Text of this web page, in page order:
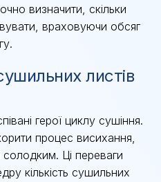
визначити, скільки
враховуючи обсяг
листів
герої циклу сушіння.
процес висихання,
Ці переваги
кількість сушильних